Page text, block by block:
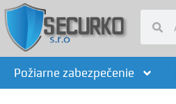
Požiarne zabezpečenie